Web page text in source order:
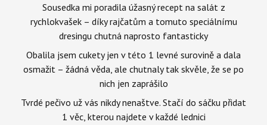
Sousedka mi poradila úžasný recept na salát z
rychlokvašek – díky rajčatům a tomuto speciálnímu
dresingu chutná naprosto fantasticky
Obalila jsem cukety jen v této 1 levné surovině a dala
osmažit – žádná věda, ale chutnaly tak skvěle, že se po
nich jen zaprášilo
Tvrdé pečivo už vás nikdy nenaštve. Stačí do sáčku přidat
1 věc, kterou najdete v každé lednici